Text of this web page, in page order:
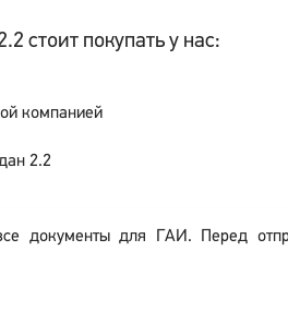
стоит покупать у нас:
компанией
2.2
документы для ГАИ. Перед